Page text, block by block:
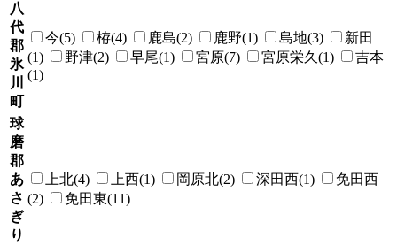
八
代
郡
氷
川
町
今(5) 栫(4) 鹿島(2) 鹿野(1) 島地(3)
新田
(1)
野津(2) 早尾(1) 宮原(7) 宮原栄久(1)
吉本
(1)
球
磨
郡
あ
さ
ぎ
り
上北(4) 上西(1) 岡原北(2) 深田西(1)
免田西
(2)
免田東(11)